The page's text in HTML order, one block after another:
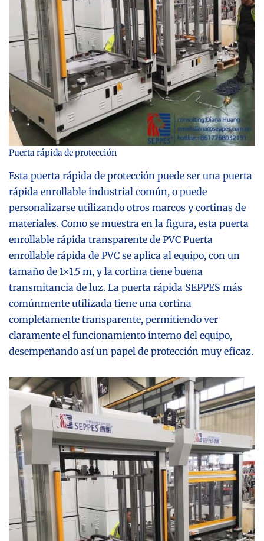
Puerta rápida de protección
Esta puerta rápida de protección puede ser una puerta
rápida enrollable industrial común, o puede
personalizarse utilizando otros marcos y cortinas de
materiales. Como se muestra en la figura, esta puerta
enrollable rápida transparente de PVC Puerta
enrollable rápida de PVC se aplica al equipo, con un
tamaño de 1×1.5 m, y la cortina tiene buena
transmitancia de luz. La puerta rápida SEPPES más
comúnmente utilizada tiene una cortina
completamente transparente, permitiendo ver
claramente el funcionamiento interno del equipo,
desempeñando así un papel de protección muy eficaz.